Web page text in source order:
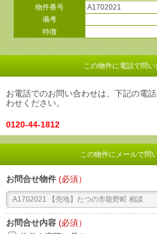
物件番号
A1702021
備考
特徴
この物件に電話で問い
お電話でのお問い合わせは、下記の電
わせください。
0120-44-1812
この物件にメールで問
お問合せ物件 (必須）
お問合せ内容 (必須）